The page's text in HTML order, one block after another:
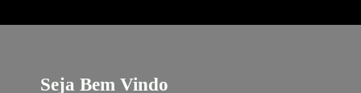
Seja Bem Vindo